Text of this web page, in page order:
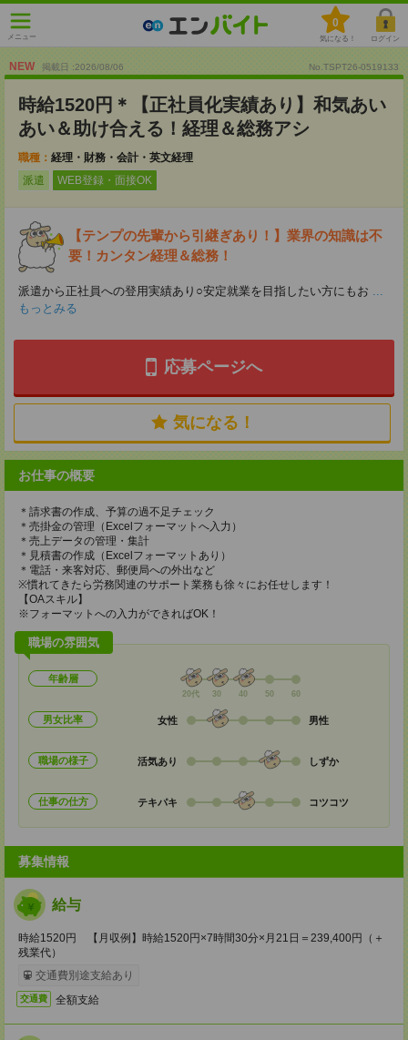
メニュー
0
気になる！ ログイン
NEW 掲載日 :2026/08/06 No.TSPT26-0519133
時給1520円＊【正社員化実績あり】和気あい
あい＆助け合える！経理＆総務アシ
職種： 経理・財務・会計・英文経理
派遣
WEB登録・面接OK
【テンプの先輩から引継ぎあり！】業界の知識は不
要！カンタン経理＆総務！
派遣から正社員への登用実績あり○安定就業を目指したい方にもお ...
もっとみる
応募ページへ
気になる！
お仕事の概要
＊請求書の作成、予算の過不足チェック
＊売掛金の管理（Excelフォーマットへ入力）
＊売上データの管理・集計
＊見積書の作成（Excelフォーマットあり）
＊電話・来客対応、郵便局への外出など
※慣れてきたら労務関連のサポート業務も徐々にお任せします！
【OAスキル】
※フォーマットへの入力ができればOK！
職場の雰囲気
年齢層
20代 30 40 50 60
男女比率 女性 男性
職場の様子 活気あり しずか
仕事の仕方 テキパキ コツコツ
募集情報
給与
時給1520円 【月収例】時給1520円×7時間30分×月21日＝239,400円（＋
残業代）
交通費別途支給あり
交通費 全額支給